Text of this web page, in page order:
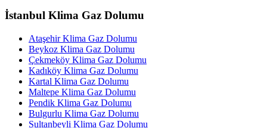
İstanbul Klima Gaz Dolumu
Ataşehir Klima Gaz Dolumu
Beykoz Klima Gaz Dolumu
Çekmeköy Klima Gaz Dolumu
Kadıköy Klima Gaz Dolumu
Kartal Klima Gaz Dolumu
Maltepe Klima Gaz Dolumu
Pendik Klima Gaz Dolumu
Bulgurlu Klima Gaz Dolumu
Sultanbeyli Klima Gaz Dolumu